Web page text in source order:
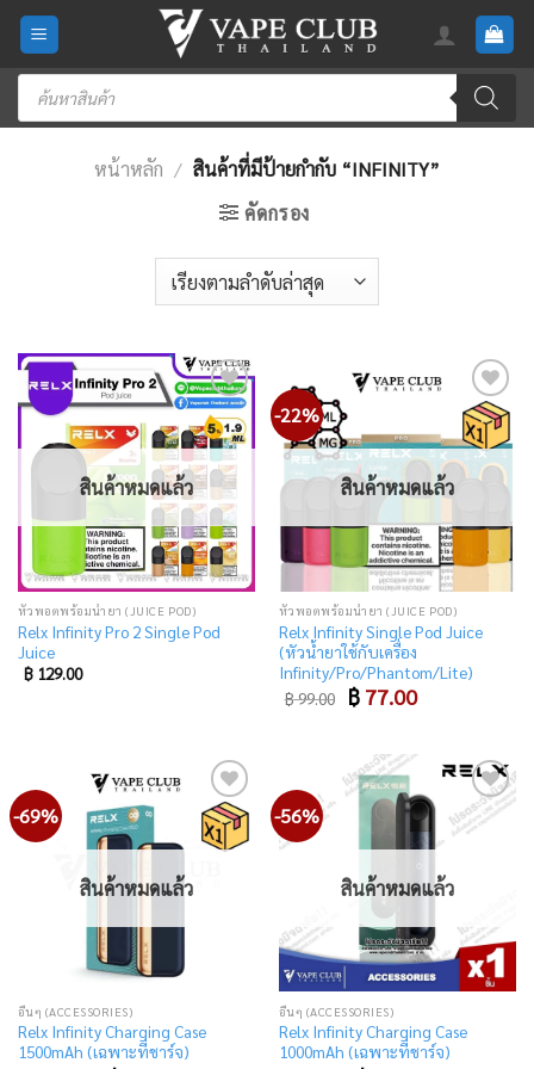
Skip
content
Products
search
หน้าหลัก / สินค้าที่มีป้ายกำกับ “INFINITY”
คัดกรอง
Add
to
wishlist
สินค้าหมดแล้ว
หัวพอตพร้อมน้ำยา (JUICE POD)
Relx Infinity Pro 2 Single Pod
Juice
฿129.00
-22%
Add
to
wishlist
สินค้าหมดแล้ว
หัวพอตพร้อมน้ำยา (JUICE POD)
Relx Infinity Single Pod Juice
(หัวน้ำยาใช้กับเครื่อง
Infinity/Pro/Phantom/Lite)
฿99.00 Original
price
฿ 77.00Current
price
-69%
Add
to
wishlist
สินค้าหมดแล้ว
อื่นๆ (ACCESSORIES)
Relx Infinity Charging Case
1500mAh (เฉพาะที่ชาร์จ)
-56%
Add
to
สินค้าหมดแล้ว
อื่นๆ (ACCESSORIES)
Relx Infinity Charging Case
1000mAh (เฉพาะที่ชาร์จ)